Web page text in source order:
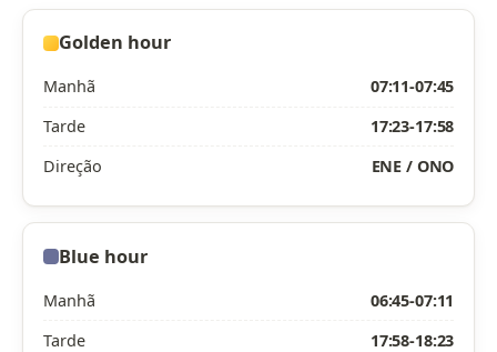
Golden hour
Manhã
07:11-07:45
Tarde
17:23-17:58
Direção
ENE / ONO
Blue hour
Manhã
06:45-07:11
Tarde
17:58-18:23